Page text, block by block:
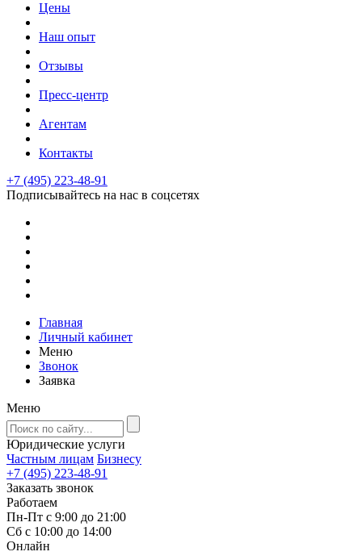
Цены
Наш опыт
Отзывы
Пресс-центр
Агентам
Контакты
+7 (495) 223-48-91
Подписывайтесь на нас в соцсетях
Главная
Личный кабинет
Меню
Звонок
Заявка
Меню
Юридические услуги
Частным лицам Бизнесу
+7 (495) 223-48-91
Заказать звонок
Работаем
Пн-Пт с 9:00 до 21:00
Сб с 10:00 до 14:00
Онлайн